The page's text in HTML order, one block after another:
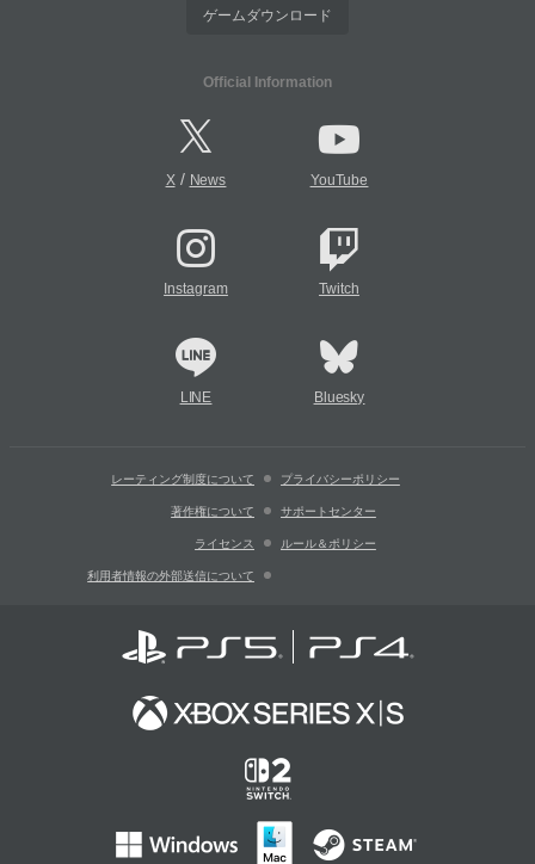
ゲームダウンロード
Official Information
X/ News YouTube
Instagram Twitch
LINE Bluesky
レーティング制度について プライバシーポリシー
著作権について サポートセンター
ライセンス ルール＆ポリシー
利用者情報の外部送信について